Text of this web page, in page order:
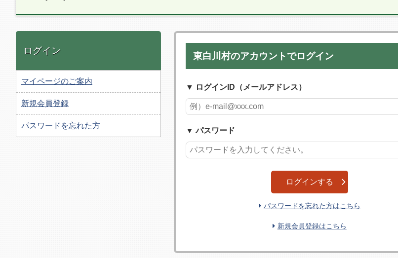
東白川村のアカウントでログイン
ログインID（メールアドレス）
パスワード
ログインする
パスワードを忘れた方はこちら
新規会員登録はこちら
ログイン
マイページのご案内
新規会員登録
パスワードを忘れた方